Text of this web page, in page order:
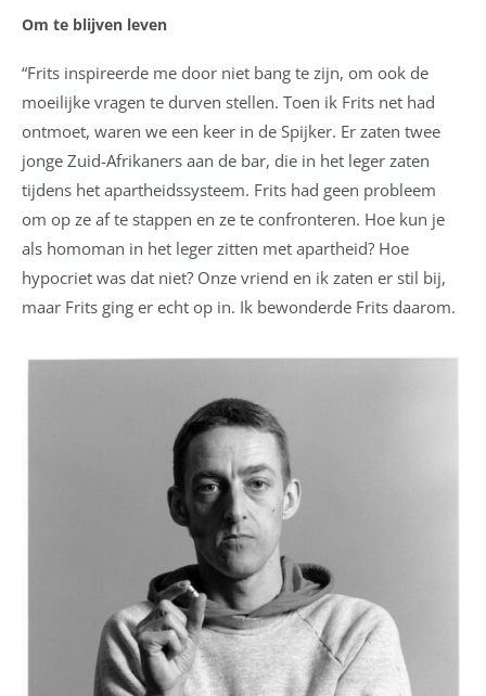
Om te blijven leven
“Frits inspireerde me door niet bang te zijn, om ook de
moeilijke vragen te durven stellen. Toen ik Frits net had
ontmoet, waren we een keer in de Spijker. Er zaten twee
jonge Zuid-Afrikaners aan de bar, die in het leger zaten
tijdens het apartheidssysteem. Frits had geen probleem
om op ze af te stappen en ze te confronteren. Hoe kun je
als homoman in het leger zitten met apartheid? Hoe
hypocriet was dat niet? Onze vriend en ik zaten er stil bij,
maar Frits ging er echt op in. Ik bewonderde Frits daarom.